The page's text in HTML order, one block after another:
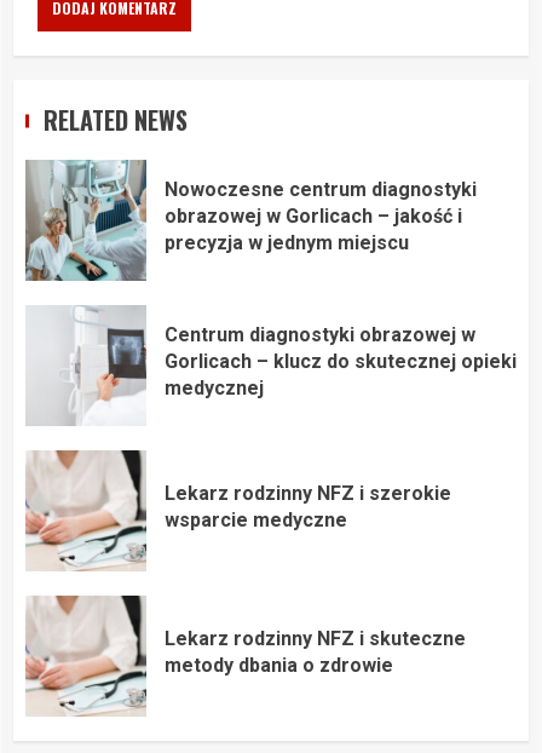
RELATED NEWS
Nowoczesne centrum diagnostyki
obrazowej w Gorlicach – jakość i
precyzja w jednym miejscu
Centrum diagnostyki obrazowej w
Gorlicach – klucz do skutecznej opieki
medycznej
Lekarz rodzinny NFZ i szerokie
wsparcie medyczne
Lekarz rodzinny NFZ i skuteczne
metody dbania o zdrowie